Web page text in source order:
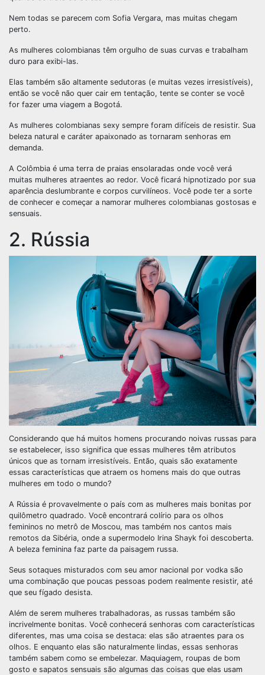
Nem todas se parecem com Sofia Vergara, mas muitas chegam
perto.
As mulheres colombianas têm orgulho de suas curvas e trabalham
duro para exibi-las.
Elas também são altamente sedutoras (e muitas vezes irresistíveis),
então se você não quer cair em tentação, tente se conter se você
for fazer uma viagem a Bogotá.
As mulheres colombianas sexy sempre foram difíceis de resistir. Sua
beleza natural e caráter apaixonado as tornaram senhoras em
demanda.
A Colômbia é uma terra de praias ensolaradas onde você verá
muitas mulheres atraentes ao redor. Você ficará hipnotizado por sua
aparência deslumbrante e corpos curvilíneos. Você pode ter a sorte
de conhecer e começar a namorar mulheres colombianas gostosas e
sensuais.
2. Rússia
Considerando que há muitos homens procurando noivas russas para
se estabelecer, isso significa que essas mulheres têm atributos
únicos que as tornam irresistíveis. Então, quais são exatamente
essas características que atraem os homens mais do que outras
mulheres em todo o mundo?
A Rússia é provavelmente o país com as mulheres mais bonitas por
quilômetro quadrado. Você encontrará colírio para os olhos
femininos no metrô de Moscou, mas também nos cantos mais
remotos da Sibéria, onde a supermodelo Irina Shayk foi descoberta.
A beleza feminina faz parte da paisagem russa.
Seus sotaques misturados com seu amor nacional por vodka são
uma combinação que poucas pessoas podem realmente resistir, até
que seu fígado desista.
Além de serem mulheres trabalhadoras, as russas também são
incrivelmente bonitas. Você conhecerá senhoras com características
diferentes, mas uma coisa se destaca: elas são atraentes para os
olhos. E enquanto elas são naturalmente lindas, essas senhoras
também sabem como se embelezar. Maquiagem, roupas de bom
gosto e sapatos sensuais são algumas das coisas que elas usam